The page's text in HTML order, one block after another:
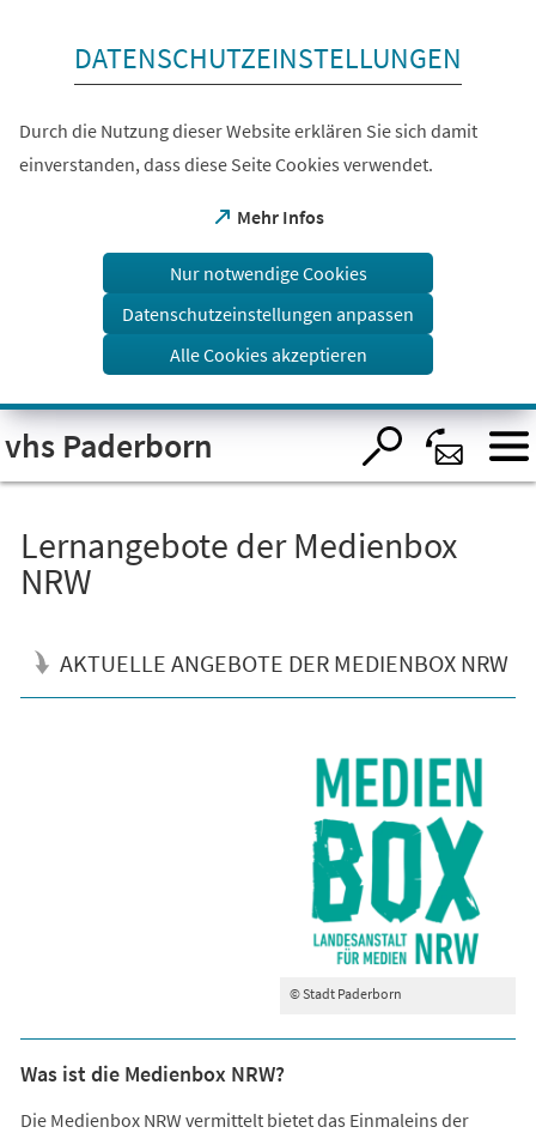
Visuelle
Assistenzsoftware
öffnen.
DATENSCHUTZEINSTELLUNGEN
Durch die Nutzung dieser Website erklären Sie sich damit
einverstanden, dass diese Seite Cookies verwendet.
Mehr Infos
(Öffnet
einem
Tab)
Nur notwendige Cookies
Datenschutzeinstellungen anpassen
Alle Cookies akzeptieren
vhs Paderborn
Lernangebote der Medienbox
NRW
AKTUELLE ANGEBOTE DER MEDIENBOX NRW
© Stadt Paderborn
Was ist die Medienbox NRW?
Die Medienbox NRW vermittelt bietet das Einmaleins der